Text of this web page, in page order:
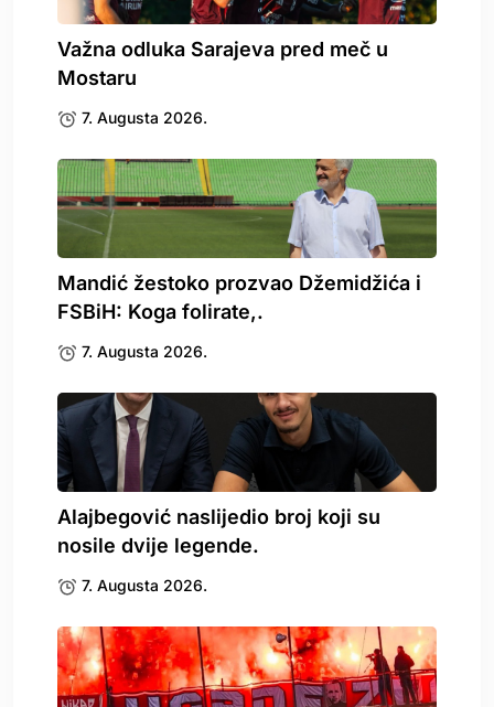
Važna odluka Sarajeva pred meč u
Mostaru
7. Augusta 2026.
Mandić žestoko prozvao Džemidžića i
FSBiH: Koga folirate,.
7. Augusta 2026.
Alajbegović naslijedio broj koji su
nosile dvije legende.
7. Augusta 2026.